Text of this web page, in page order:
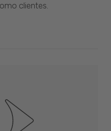
clientes.